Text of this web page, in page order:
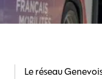
Le réseau